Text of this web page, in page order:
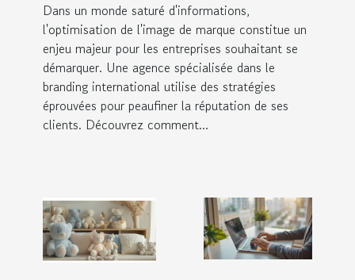
Dans un monde saturé d'informations,
l'optimisation de l'image de marque constitue un
enjeu majeur pour les entreprises souhaitant se
démarquer. Une agence spécialisée dans le
branding international utilise des stratégies
éprouvées pour peaufiner la réputation de ses
clients. Découvrez comment...